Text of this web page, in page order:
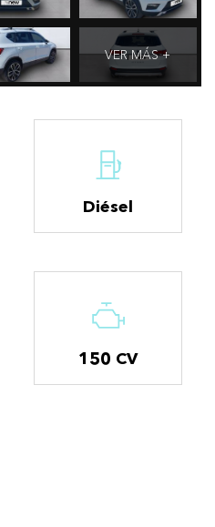
VER MÁS +
Diésel
150 CV